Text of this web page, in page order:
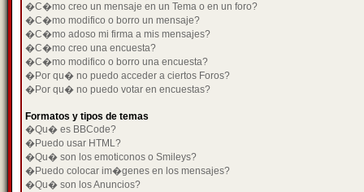
�C�mo creo un mensaje en un Tema o en un foro?
�C�mo modifico o borro un mensaje?
�C�mo adoso mi firma a mis mensajes?
�C�mo creo una encuesta?
�C�mo modifico o borro una encuesta?
�Por qu� no puedo acceder a ciertos Foros?
�Por qu� no puedo votar en encuestas?
Formatos y tipos de temas
�Qu� es BBCode?
�Puedo usar HTML?
�Qu� son los emoticonos o Smileys?
�Puedo colocar im�genes en los mensajes?
�Qu� son los Anuncios?